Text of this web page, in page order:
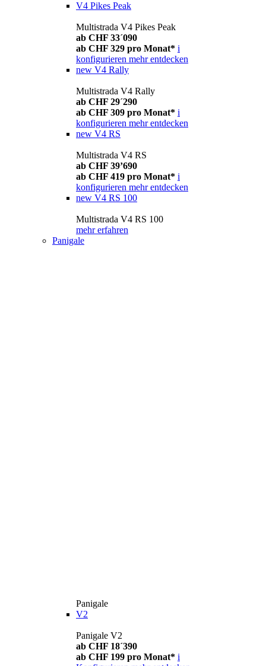
V4 Pikes Peak
Multistrada V4 Pikes Peak
ab CHF 33´090
ab CHF 329 pro Monat* i
konfigurieren mehr entdecken
new V4 Rally
Multistrada V4 Rally
ab CHF 29´290
ab CHF 309 pro Monat* i
konfigurieren mehr entdecken
new V4 RS
Multistrada V4 RS
ab CHF 39’690
ab CHF 419 pro Monat* i
konfigurieren mehr entdecken
new V4 RS 100
Multistrada V4 RS 100
mehr erfahren
Panigale
Panigale
V2
Panigale V2
ab CHF 18´390
ab CHF 199 pro Monat* i